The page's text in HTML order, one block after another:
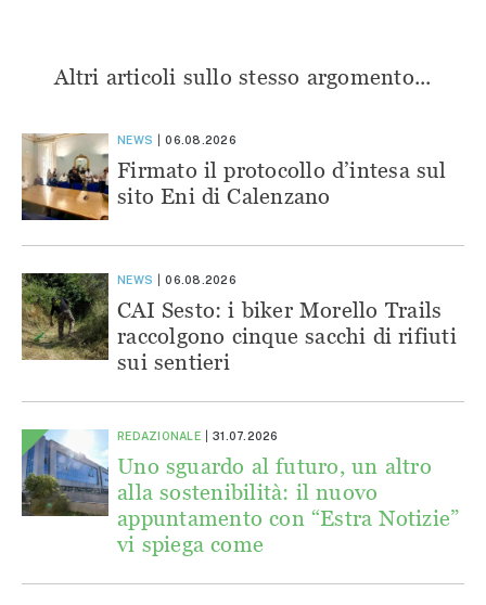
Altri articoli sullo stesso argomento...
NEWS 06.08.2026
Firmato il protocollo d’intesa sul
sito Eni di Calenzano
NEWS 06.08.2026
CAI Sesto: i biker Morello Trails
raccolgono cinque sacchi di rifiuti
sui sentieri
REDAZIONALE 31.07.2026
Uno sguardo al futuro, un altro
alla sostenibilità: il nuovo
appuntamento con “Estra Notizie”
vi spiega come